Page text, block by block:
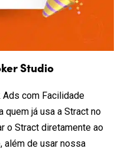
Studio
Ads com Facilidade
quem já usa a Stract no
o Stract diretamente ao
além de usar nossa